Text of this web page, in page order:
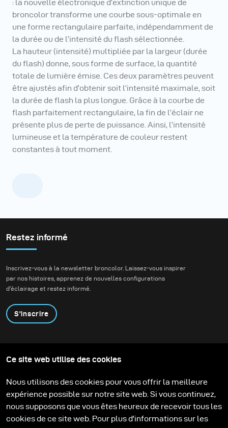
: la nouvelle électronique d’extinction unique de
broncolor transforme une courbe sous-optimale en
une forme rectangulaire parfaite, indépendamment de
la durée ou de l’intensité du flash sélectionnée.
La hauteur (intensité) multipliée par la largeur (durée
du flash) donne, sous forme de surface, la quantité
totale de lumière émise. Ces deux paramètres peuvent
être ajustés afin d’obtenir soit l’intensité maximale, soit
la durée de flash la plus longue. Grâce à la courbe de
flash parfaitement rectangulaire, la fin de l’éclair ne
présente plus de perte de puissance. Ainsi, l’intensité
lumineuse et la température de couleur restent
constantes à tout moment.
Restez informé
Inscrivez-vous à la newsletter broncolor. Laissez-vous inspirer
par nos histoires, apprenez de nouvelles configurations
d'éclairage et restez informé.
S'inscrire
Contactez-nous
Technologies
Support
Carrière
Media Center
Ce site web utilise des cookies
Nous utilisons des cookies pour vous offrir la meilleure
expérience possible sur notre site web. Si vous continuez,
nous supposons que vous êtes heureux de recevoir tous les
cookies de ce site web. Pour plus d'informations sur les